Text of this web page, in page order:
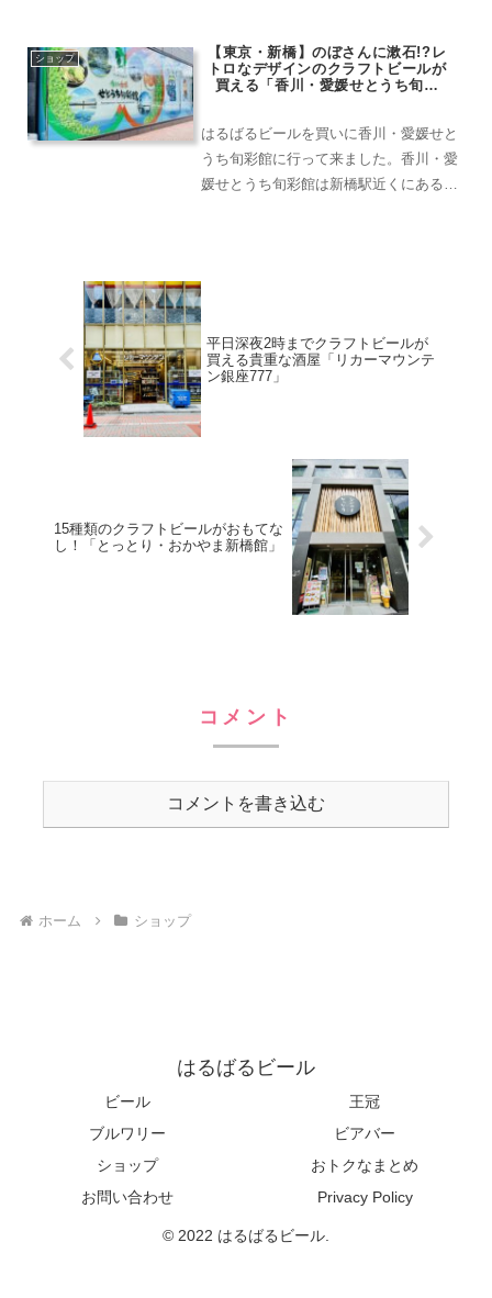
ており、群れを成している愛煙家たちを
目印にするとよいかもし...
ショップ
【東京・新橋】のぼさんに漱石!?レ
トロなデザインのクラフトビールが
買える「香川・愛媛せとうち旬彩
はるばるビールを買いに香川・愛媛せと
うち旬彩館に行って来ました。香川・愛
媛せとうち旬彩館は新橋駅近くにある香
地元のフレッシュな特産品が...
平日深夜2時までクラフトビールが
買える貴重な酒屋「リカーマウンテ
ン銀座777」
15種類のクラフトビールがおもてな
し！「とっとり・おかやま新橋館」
コメント
コメントを書き込む
ホーム ショップ
はるばるビール
ビール
王冠
ブルワリー
ビアバー
ショップ
おトクなまとめ
お問い合わせ
Privacy Policy
© 2022 はるばるビール.